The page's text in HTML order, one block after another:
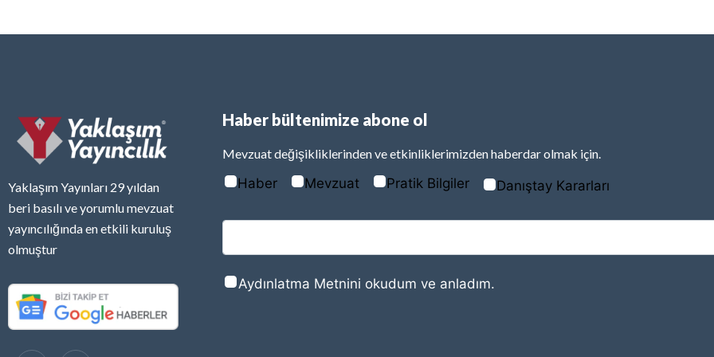
Yaklaşım Yayınları 29 yıldan
beri basılı ve yorumlu mevzuat
yayıncılığında en etkili kuruluş
olmuştur
Haber bültenimize abone ol
Mevzuat değişikliklerinden ve etkinliklerimizden haberdar olmak için.
Haber Mevzuat Pratik Bilgiler Danıştay Kararları
Aydınlatma Metnini okudum ve anladım.